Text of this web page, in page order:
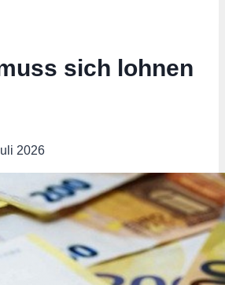
sich lohnen
2026